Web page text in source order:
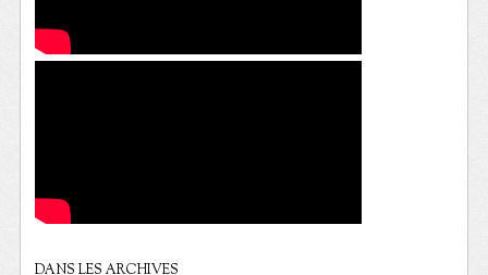
DANS LES ARCHIVES